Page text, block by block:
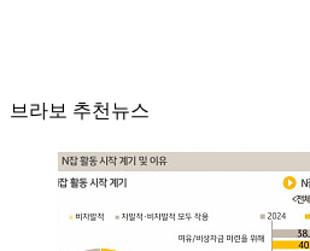
브라보 추천뉴스